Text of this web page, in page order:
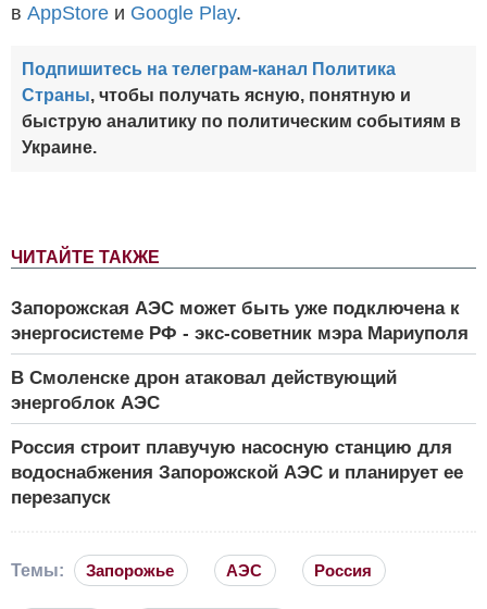
ЧИТАЙТЕ ТАКЖЕ
Запорожская АЭС может быть уже подключена к
энергосистеме РФ - экс-советник мэра Мариуполя
В Смоленске дрон атаковал действующий
энергоблок АЭС
Россия строит плавучую насосную станцию для
водоснабжения Запорожской АЭС и планирует ее
перезапуск
в AppStore и Google Play.
Подпишитесь на телеграм-канал Политика
Страны, чтобы получать ясную, понятную и
быструю аналитику по политическим событиям в
Украине.
Темы: Запорожье АЭС Россия